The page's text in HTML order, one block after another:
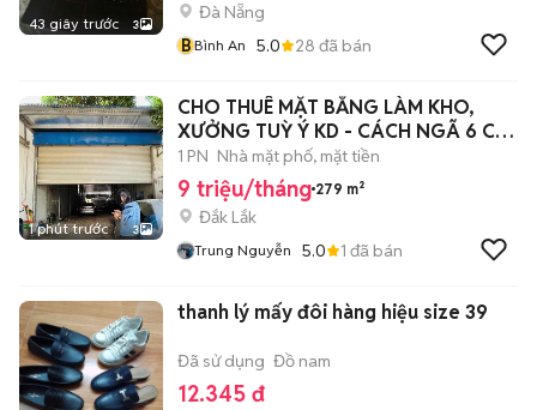
43 giây trước 3
Đà Nẵng
BBình An 5.0 28 đã bán
1 phút trước 3
CHO THUÊ MẶT BẰNG LÀM KHO,
XƯỞNG TUỲ Ý KD - CÁCH NGÃ 6 CHỈ
500m
1 PN Nhà mặt phố, mặt tiền
9 triệu/tháng 279 m²
Đắk Lắk
Trung Nguyễn 5.0 1 đã bán
thanh lý mấy đôi hàng hiệu size 39
Đã sử dụng Đồ nam
12.345 đ